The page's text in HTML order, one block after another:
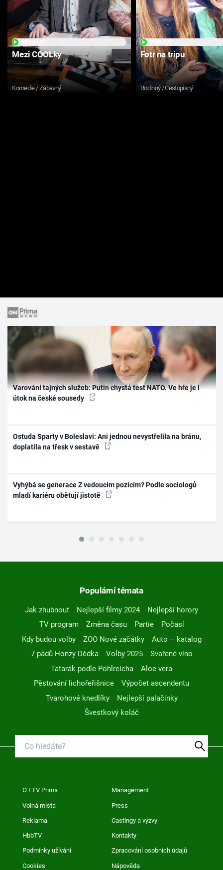
Mezi COOLky
Komedie / Zábavný
Fotr na tripu
Rodinný / Cestopisný
Varování tajných služeb: Putin chystá test NATO. Ve hře je i
útok na české sousedy
Ostuda Sparty v Boleslavi: Ani jednou nevystřelila na bránu,
doplatila na třesk v sestavě
Vyhýbá se generace Z vedoucím pozicím? Podle sociologů
mladí kariéru obětují jistotě
Populární témata
Jak zhubnout Nejlepší filmy 2024
Nejlepší horory
TV program
Změna času Partie
Počasí
Kdy budou volby
ZOO Nové začátky
Auto – katalog
7 pádů Honzy Dědka
Volby 2025
Svařené víno
Tatarák podle Pohlreicha
Aloe vera
Pěstování lichořeřišnice
Výpočet ascendentu
Tvarohové knedlíky
Nejlepší palačinky
Švestkový koláč
O FTV Prima Management
Volná místa Press
Reklama Castingy a výzvy
HbbTV Kontakty
Podmínky užívání Zpracování osobních údajů
Cookies Nápověda